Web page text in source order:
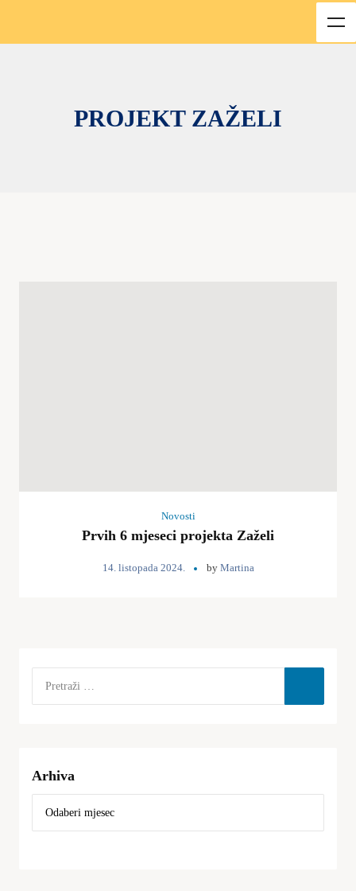
PROJEKT ZAŽELI
Novosti
Prvih 6 mjeseci projekta Zaželi
14. listopada 2024. by Martina
Arhiva